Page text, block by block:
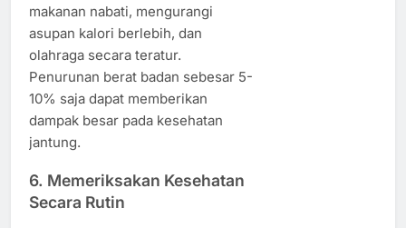
makanan nabati, mengurangi
asupan kalori berlebih, dan
olahraga secara teratur.
Penurunan berat badan sebesar 5-
10% saja dapat memberikan
dampak besar pada kesehatan
jantung.
6. Memeriksakan Kesehatan
Secara Rutin